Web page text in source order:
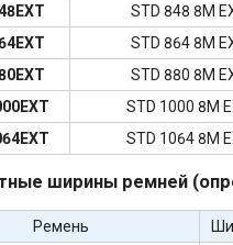
STD 848 8M
STD 864 8M
STD 880 8M
STD 1000 8M
STD 1064 8M
ширины ремней
Ремень